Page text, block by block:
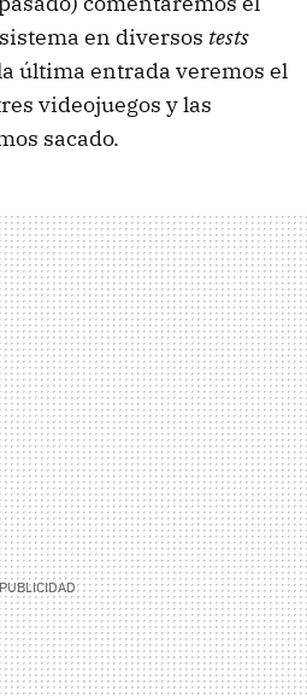
en diversos tests
última entrada veremos el
videojuegos y las
sacado.